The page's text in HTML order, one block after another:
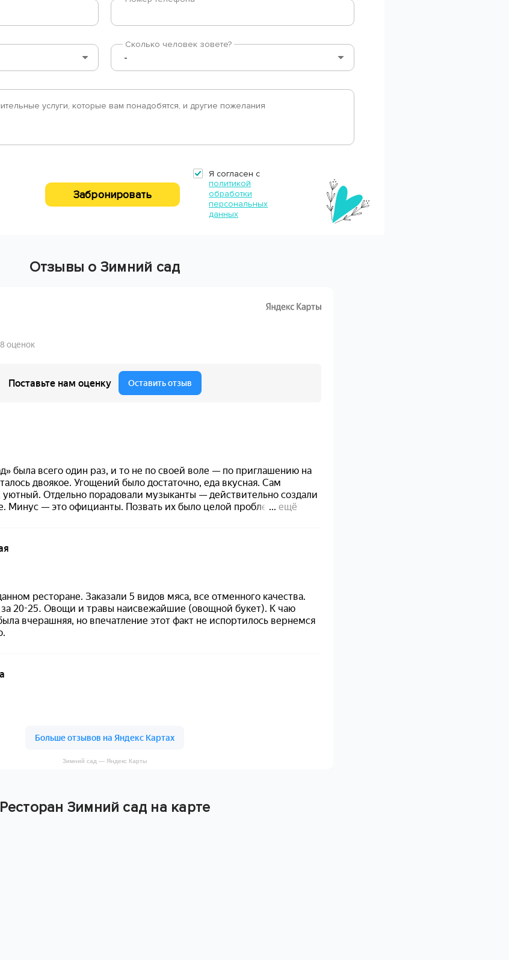
Сколько человек зовете?
Забронировать
Я согласен с
политикой
обработки
персональных
данных
Отзывы о Зимний сад
Зимний сад — Яндекс Карты
Ресторан Зимний сад на карте